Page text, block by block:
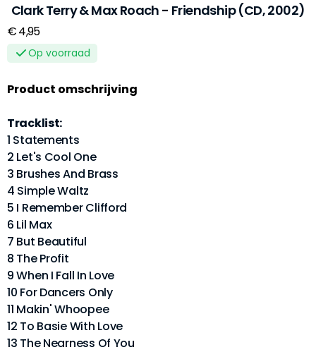
Clark Terry & Max Roach - Friendship (CD, 2002)
€ 4,95
Op voorraad
Product omschrijving
Tracklist:
1 Statements
2 Let's Cool One
3 Brushes And Brass
4 Simple Waltz
5 I Remember Clifford
6 Lil Max
7 But Beautiful
8 The Profit
9 When I Fall In Love
10 For Dancers Only
11 Makin' Whoopee
12 To Basie With Love
13 The Nearness Of You